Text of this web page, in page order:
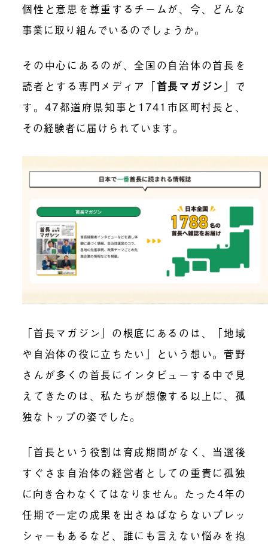
個性と意思を尊重するチームが、今、どんな
事業に取り組んでいるのでしょうか。
その中心にあるのが、全国の自治体の首長を
読者とする専門メディア「首長マガジン 」で
す。47都道府県知事と1741市区町村長と、
その経験者に届けられています。
「首長マガジン」の根底にあるのは、「地域
や自治体の役に立ちたい」という想い。菅野
さんが多くの首長にインタビューする中で見
えてきたのは、私たちが想像する以上に、孤
独なトップの姿でした。
「首長という役割は育成期間がなく、当選後
すぐさま自治体の経営者としての重責に孤独
に向き合わなくてはなりません。たった4年の
任期で一定の成果を出さねばならないプレッ
シャーもあるなど、誰にも言えない悩みを抱